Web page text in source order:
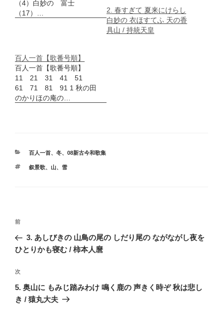
（4）白妙の 富士
（17）…
2. 春すぎて 夏来にけらし
白妙の 衣ほすてふ 天の香
具山 / 持統天皇
百人一首【歌番号順】
百人一首【歌番号順】
11 21 31 41 51
61 71 81 91 1 秋の田
のかりほの庵の…
カ
ゴ
百人一首、 冬、 08新古今和歌集
タ
叙景歌、 山、 雪
投
ナ
ゲ
ー
シ
前
の
投
前
3. あしびきの 山鳥の尾の しだり尾の ながながし夜を
ひとりかも寝む / 柿本人麿
次
の
投
次
5. 奥山に もみじ踏みわけ 鳴く鹿の 声きく時ぞ 秋は悲し
き / 猿丸大夫